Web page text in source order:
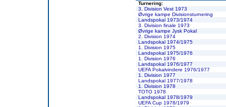
Turnering:
3. Division Vest 1973
Øvrige kampe Divisionsturnering
Landspokal 1973/1974
3. Division finale 1973
Øvrige kampe Jysk Pokal
2. Division 1974
Landspokal 1974/1975
1. Division 1975
Landspokal 1975/1976
1. Division 1976
Landspokal 1976/1977
UEFA Pokalvindere 1976/1977
1. Division 1977
Landspokal 1977/1978
1. Division 1978
TOTO 1978
Landspokal 1978/1979
UEFA Cup 1978/1979